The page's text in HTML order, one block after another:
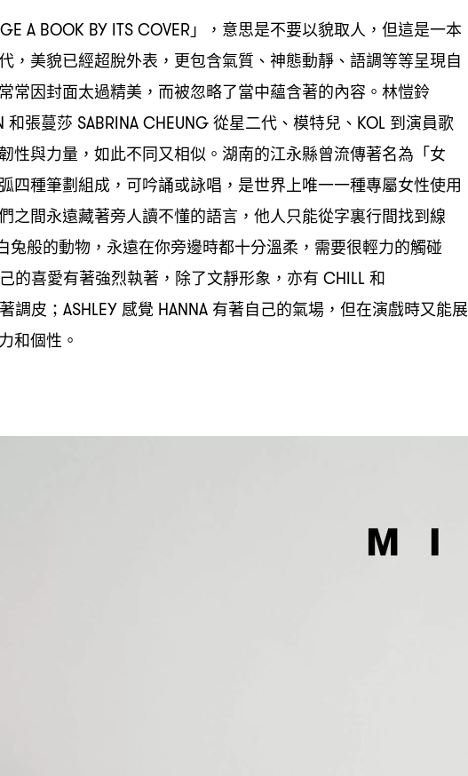
A BOOK BY ITS COVER」 ， 意思是不要以貌取人 ， 但這是一本
， 美貌已經超脫外表 ， 更包含氣質、神態動靜、語調等等呈現自
常因封面太過精美 ， 而被忽略了當中蘊含著的內容。林愷鈴
和張蔓莎 SABRINA CHEUNG從星二代、模特兒、 KOL 到演員歌
性與力量 ， 如此不同又相似。湖南的江永縣曾流傳著名為「女
四種筆劃組成 ， 可吟誦或詠唱 ， 是世界上唯一一種專屬女性使用
之間永遠藏著旁人讀不懂的語言 ， 他人只能從字裏行間找到線
兔般的動物 ， 永遠在你旁邊時都十分溫柔 ， 需要很輕力的觸碰
的喜愛有著強烈執著 ， 除了文靜形象 ， 亦有 CHILL和
調皮 ；ASHLEY 感覺 HANNA 有著自己的氣場 ， 但在演戲時又能展
和個性。